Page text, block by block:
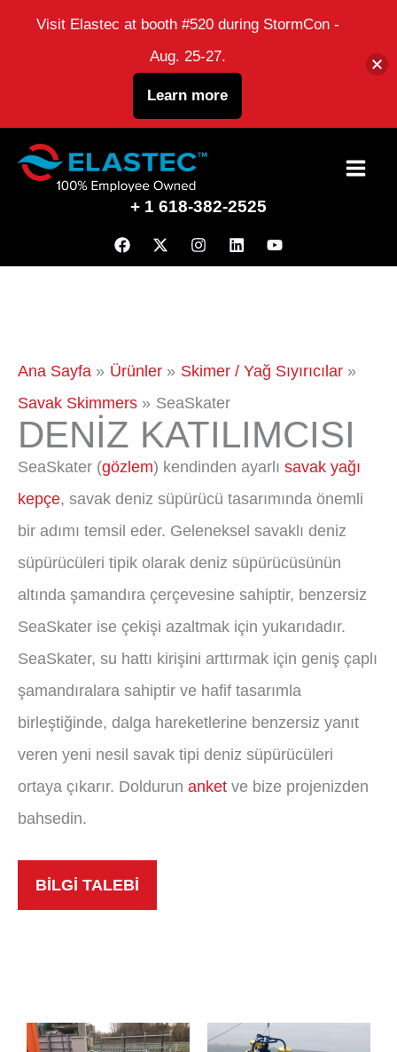
İçeriğe
atla
+ 1 618-382-2525
Ana Sayfa Ürünler
Skimer / Yağ Sıyırıcılar
Savak Skimmers
SeaSkater
DENİZ KATILIMCISI
SeaSkater (gözlem) kendinden ayarlı savak yağı
kepçe, savak deniz süpürücü tasarımında önemli
bir adımı temsil eder. Geleneksel savaklı deniz
süpürücüleri tipik olarak deniz süpürücüsünün
altında şamandıra çerçevesine sahiptir, benzersiz
SeaSkater ise çekişi azaltmak için yukarıdadır.
SeaSkater, su hattı kirişini arttırmak için geniş çaplı
şamandıralara sahiptir ve hafif tasarımla
birleştiğinde, dalga hareketlerine benzersiz yanıt
veren yeni nesil savak tipi deniz süpürücüleri
ortaya çıkarır. Doldurun anket ve bize projenizden
bahsedin.
BİLGİ TALEBİ
Visit Elastec at booth #520 during StormCon -
Aug. 25-27.
Learn more